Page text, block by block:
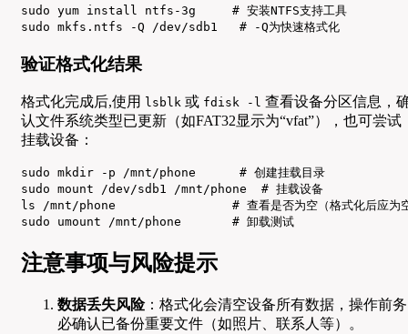
sudo yum install ntfs-3g     # 安装NTFS支持工具
sudo mkfs.ntfs -Q /dev/sdb1   # -Q为快速格式化
验证格式化结果
格式化完成后,使用 lsblk 或 fdisk -l 查看设备分区信息，
认文件系统类型已更新（如FAT32显示为“vfat”），也可尝试
挂载设备：
sudo mkdir -p /mnt/phone      # 创建挂载目录
sudo mount /dev/sdb1 /mnt/phone  # 挂载设备
ls /mnt/phone                # 查看是否为空（格式化后应为
sudo umount /mnt/phone       # 卸载测试
注意事项与风险提示
数据丢失风险：格式化会清空设备所有数据，操作前务
必确认已备份重要文件（如照片、联系人等）。